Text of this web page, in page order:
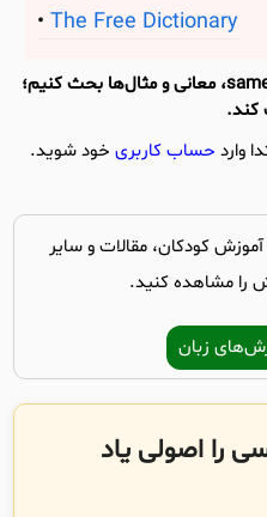
The Free Dictionary
در بخش نظرات پایین صفحه درباره same، معانی و مثال‌ها بحث کنیم؛
کند.
وارد حساب کاربری خود شوید.
کودکان، مقالات و سایر
را مشاهده کنید.
زبان
را اصولی یاد